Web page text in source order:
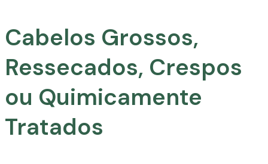
Cabelos Grossos,
Ressecados, Crespos
ou Quimicamente
Tratados